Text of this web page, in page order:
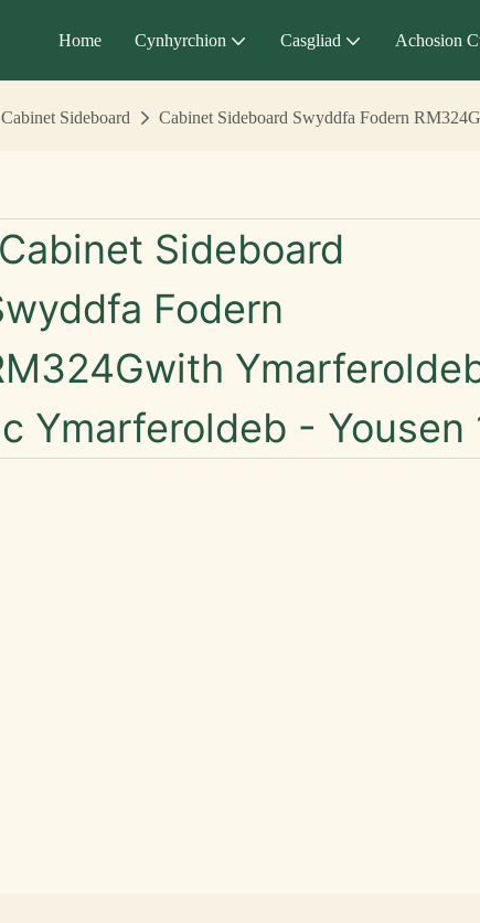
Home Cynhyrchion Casgliad Achosion
Cabinet Sideboard Cabinet Sideboard Swyddfa Fodern